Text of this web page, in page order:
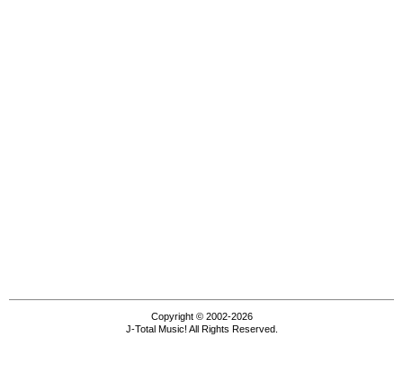
Copyright © 2002-2026
J-Total Music! All Rights Reserved.